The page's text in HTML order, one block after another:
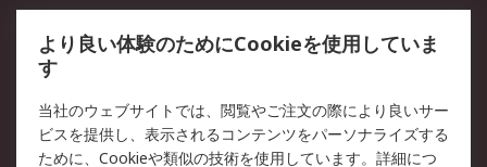
クッキーポリシー
RSについて
会社概要 採用情報
より良い体験のためにCookieを使用していま
す
当社のウェブサイトでは、閲覧やご注文の際により良いサー
ビスを提供し、表示されるコンテンツをパーソナライズする
ために、Cookieや類似の技術を使用しています。詳細につ